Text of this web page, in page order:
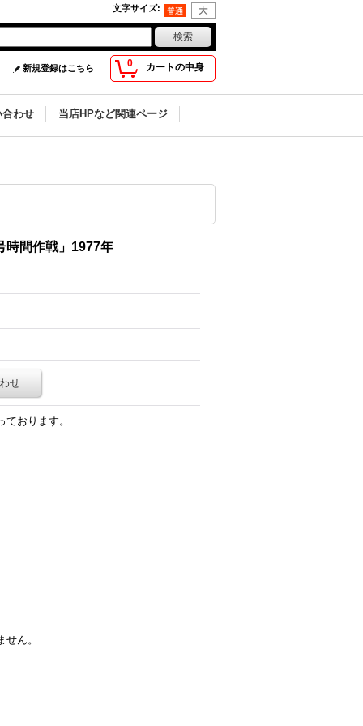
文字サイズ:
0 カートの中身
新規登録はこちら
合わせ 当店HPなど関連ページ
時間作戦」1977年
せ
おります。
ん。